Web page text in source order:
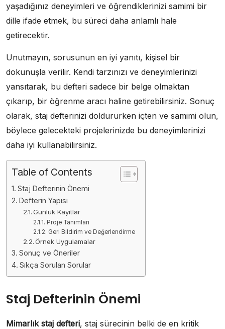
yaşadığınız deneyimleri ve öğrendiklerinizi samimi bir
dille ifade etmek, bu süreci daha anlamlı hale
getirecektir.
Unutmayın, sorusunun en iyi yanıtı, kişisel bir
dokunuşla verilir. Kendi tarzınızı ve deneyimlerinizi
yansıtarak, bu defteri sadece bir belge olmaktan
çıkarıp, bir öğrenme aracı haline getirebilirsiniz. Sonuç
olarak, staj defterinizi doldururken içten ve samimi olun,
böylece gelecekteki projelerinizde bu deneyimlerinizi
daha iyi kullanabilirsiniz.
Table of Contents
Staj Defterinin Önemi
Defterin Yapısı
Günlük Kayıtlar
Proje Tanımları
Geri Bildirim ve Değerlendirme
Örnek Uygulamalar
Sonuç ve Öneriler
Sıkça Sorulan Sorular
Staj Defterinin Önemi
Mimarlık staj defteri, staj sürecinin belki de en kritik